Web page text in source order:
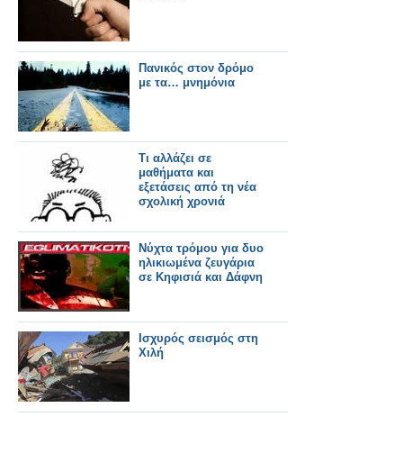
Πανικός στον δρόμο
με τα… μνημόνια
Τι αλλάζει σε
μαθήματα και
εξετάσεις από τη νέα
σχολική χρονιά
Νύχτα τρόμου για δυο
ηλικιωμένα ζευγάρια
σε Κηφισιά και Δάφνη
Ισχυρός σεισμός στη
Χιλή